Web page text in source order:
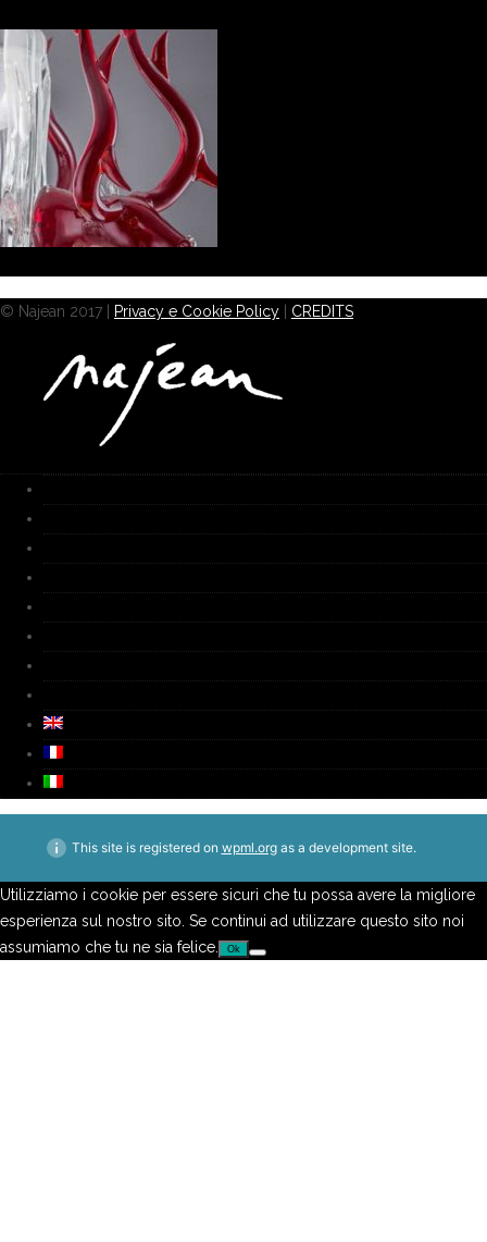
© Najean 2017 | Privacy e Cookie Policy CREDITS
This site is registered on wpml.orgas a development site.
Utilizziamo i cookie per essere sicuri che tu possa avere la migliore
esperienza sul nostro sito. Se continui ad utilizzare questo sito noi
assumiamo che tu ne sia felice.
Ok